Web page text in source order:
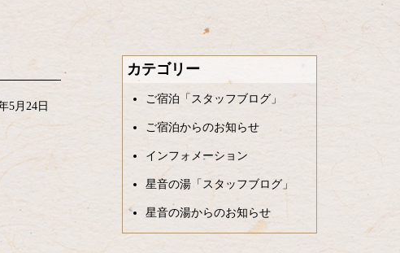
カテゴリー
ご宿泊「スタッフブログ」
ご宿泊からのお知らせ
インフォメーション
星音の湯「スタッフブログ」
星音の湯からのお知らせ
5月24日